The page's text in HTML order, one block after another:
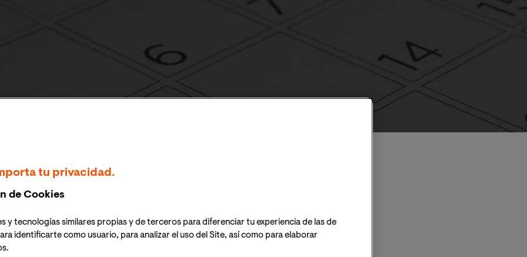
académico
tu privacidad.
de Cookies
y tecnologías similares propias y de terceros para diferenciar tu experiencia de las de
identificarte como usuario, para analizar el uso del Site, así como para elaborar